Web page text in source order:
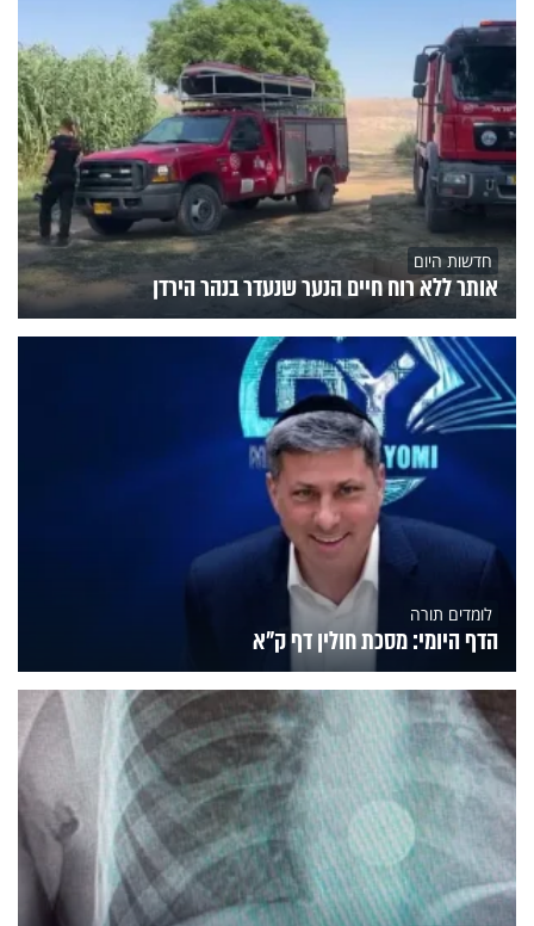
חדשות היום
אותר ללא רוח חיים הנער שנעדר בנהר הירדן
לומדים תורה
הדף היומי: מסכת חולין דף ק"א